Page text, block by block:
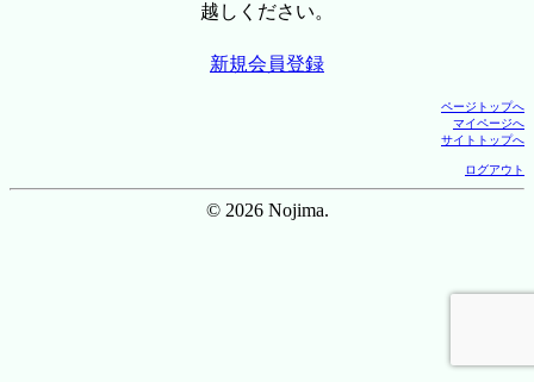
越しください。
新規会員登録
ページトップへ
マイページへ
サイトトップへ
ログアウト
© 2026 Nojima.